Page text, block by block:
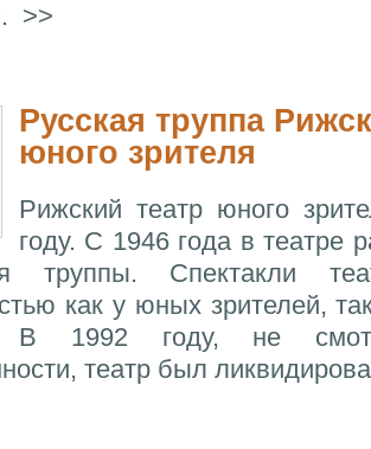
>>
Русская труппа
юного зрителя
Рижский театр юного
году. С 1946 года в театре
труппы. Спектакли
как у юных зрителей,
В 1992 году, не
театр был